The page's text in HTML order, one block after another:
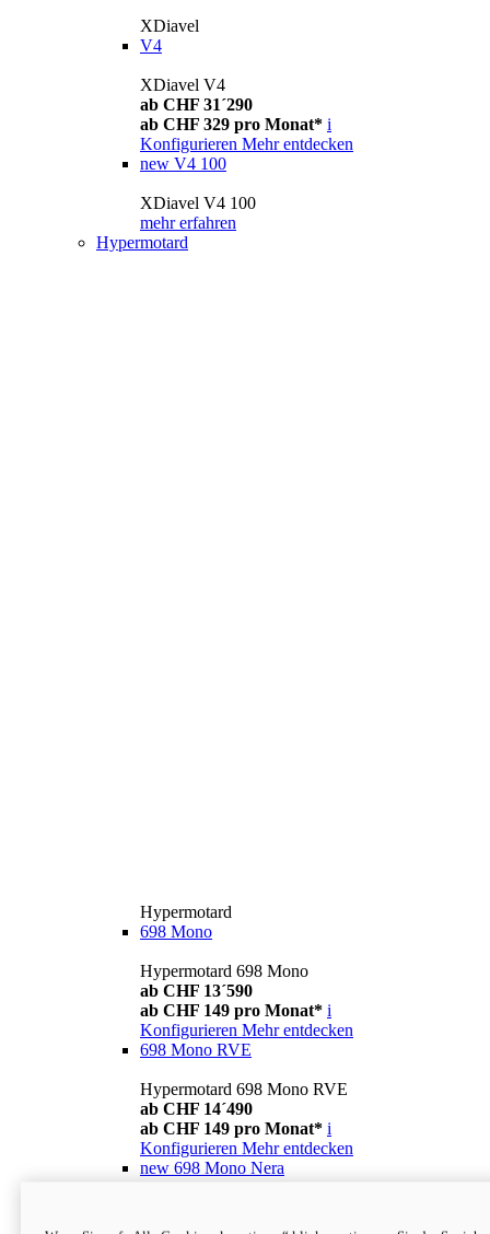
XDiavel
V4
XDiavel V4
ab CHF 31´290
ab CHF 329 pro Monat* i
Konfigurieren Mehr entdecken
new V4 100
XDiavel V4 100
mehr erfahren
Hypermotard
Hypermotard
698 Mono
Hypermotard 698 Mono
ab CHF 13´590
ab CHF 149 pro Monat* i
Konfigurieren Mehr entdecken
698 Mono RVE
Hypermotard 698 Mono RVE
ab CHF 14´490
ab CHF 149 pro Monat* i
Konfigurieren Mehr entdecken
new 698 Mono Nera
ab CHF 13´990